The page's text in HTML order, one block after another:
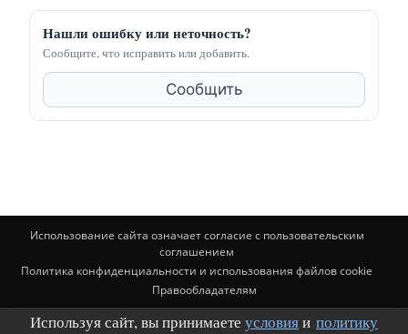
Нашли ошибку или неточность?
Сообщите, что исправить или добавить.
Сообщить
Используя сайт, вы принимаете условияи политику
Использование сайта означает согласие с пользовательским
соглашением
Политика конфиденциальности и использования файлов cookie
Правообладателям
© BuildingClub.ru (почта для связи: buildingclub@mail.ru). Материалы